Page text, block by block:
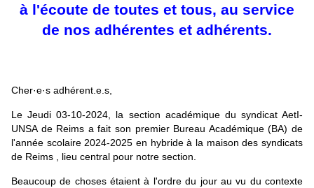
à l'écoute de toutes et tous, au service
de nos adhérentes et adhérents.
Cher·e·s adhérent.e.s,
Le Jeudi 03-10-2024, la section académique du syndicat AetI-
UNSA de Reims a fait son premier Bureau Académique (BA) de
l'année scolaire 2024-2025 en hybride à la maison des syndicats
de Reims , lieu central pour notre section.
Beaucoup de choses étaient à l'ordre du jour au vu du contexte